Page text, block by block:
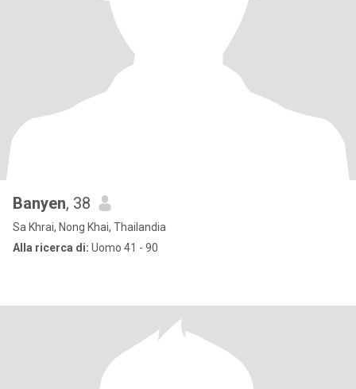
Banyen, 38
Sa Khrai, Nong Khai, Thailandia
Alla ricerca di: Uomo 41 - 90